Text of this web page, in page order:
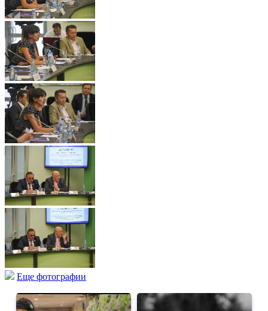
Еще фотографии